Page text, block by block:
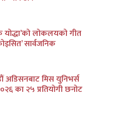
योद्धा’को लोकलयको गीत
सार्वजनिक
अडिसनबाट मिस युनिभर्स
का २५ प्रतियोगी छनोट